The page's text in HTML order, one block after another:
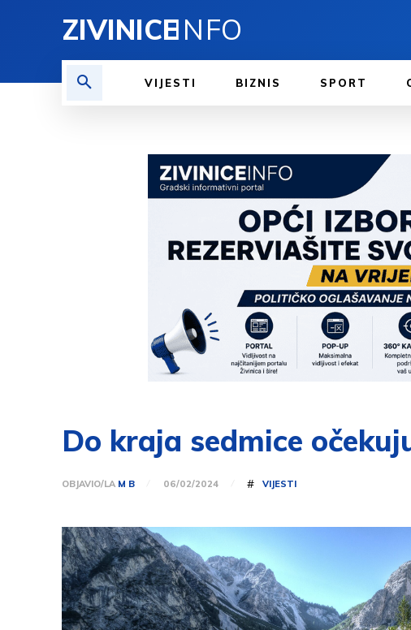
ZIVINICEINFO
VIJESTI BIZNIS SPORT
Do kraja sedmice
OBJAVIO/LA M B 06/02/2024 # VIJESTI